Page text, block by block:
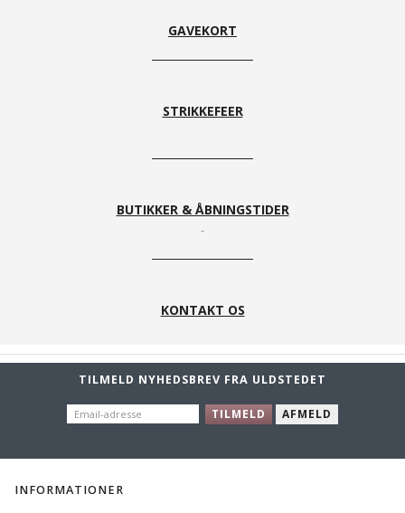
GAVEKORT
STRIKKEFEER
BUTIKKER & ÅBNINGSTIDER
KONTAKT OS
TILMELD NYHEDSBREV FRA ULDSTEDET
EMAIL-
ADRESSE
TILMELD AFMELD
INFORMATIONER